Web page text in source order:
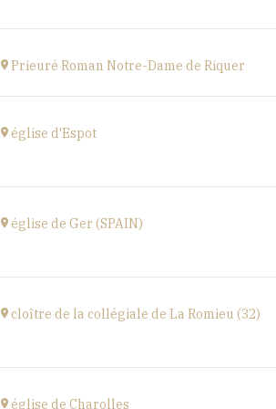
à18H00
Acheter vos billets
Prieuré Roman Notre-Dame de Riquer
à 21H00
église d'Espot
SPAIN
à 19H00
église de Ger (SPAIN)
Plaça d'Andreu Xandri, 17539 Ger (SPAIN)
à 19H00
cloître de la collégiale de La Romieu (32)
rue du docteur Lucante, 32480 La Romieu
église de Charolles